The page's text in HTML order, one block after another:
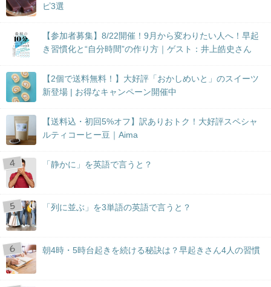
ピ3選
【参加者募集】8/22開催！9月から変わりたい人へ！早起
き習慣化と“自分時間”の作り方｜ゲスト：井上皓史さん
【2個で送料無料！】大好評「おかしめいと」のスイーツ
新登場 | お得なキャンペーン開催中
【送料込・初回5%オフ】訳ありおトク！大好評スペシャ
ルティコーヒー豆｜Aima
「静かに」を英語で言うと？
「列に並ぶ」を3単語の英語で言うと？
朝4時・5時台起きを続ける秘訣は？早起きさん4人の習慣